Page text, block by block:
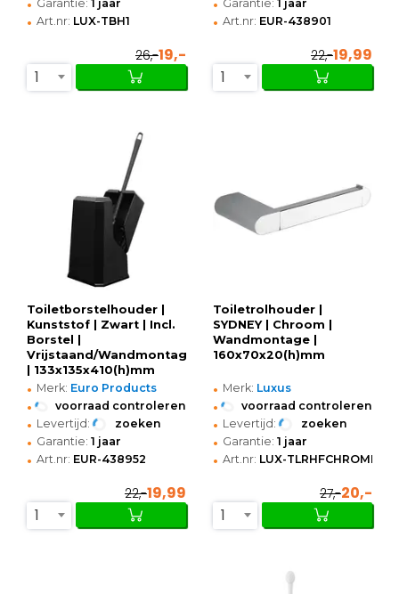
Garantie: 1 jaar
• Art.nr: LUX-TBH1
26,-19,-
1
Garantie: 1 jaar
• Art.nr: EUR-438901
22,-19,99
1
Toiletborstelhouder |
Kunststof | Zwart | Incl.
Borstel |
Vrijstaand/Wandmontage
| 133x135x410(h)mm
• Merk: Euro Products
• voorraad controleren
• Levertijd: zoeken
• Garantie: 1 jaar
• Art.nr: EUR-438952
22,-19,99
1
Toiletrolhouder |
SYDNEY | Chroom |
Wandmontage |
160x70x20(h)mm
• Merk: Luxus
• voorraad controleren
• Levertijd: zoeken
• Garantie: 1 jaar
• Art.nr: LUX-TLRHFCHROME
27,-20,-
1